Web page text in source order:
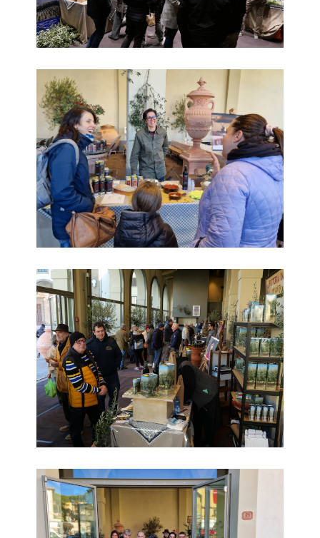
Frant'Olio 2023_6
Frant'Olio 2023_8
Frant'Olio 2023_9